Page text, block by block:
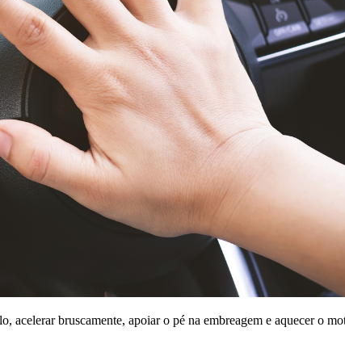
acelerar bruscamente, apoiar o pé na embreagem e aquecer o